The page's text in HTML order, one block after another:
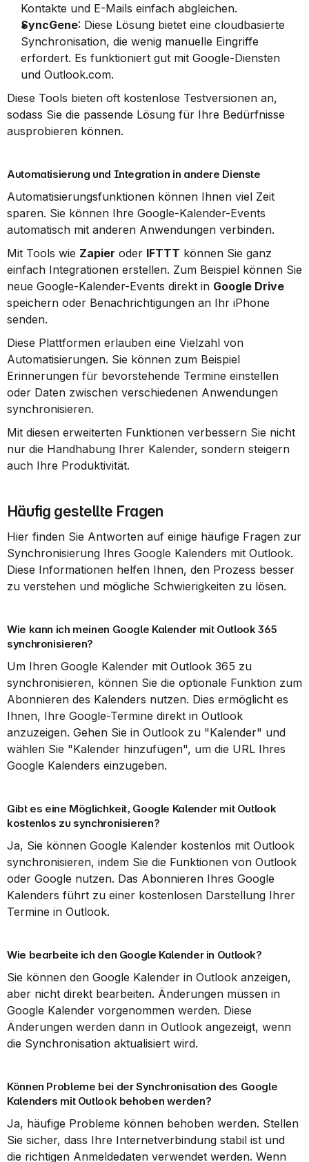
Kontakte und E-Mails einfach abgleichen.
SyncGene: Diese Lösung bietet eine cloudbasierte
Synchronisation, die wenig manuelle Eingriffe
erfordert. Es funktioniert gut mit Google-Diensten
und Outlook.com.
Diese Tools bieten oft kostenlose Testversionen an,
sodass Sie die passende Lösung für Ihre Bedürfnisse
ausprobieren können.
Automatisierung und Integration in andere Dienste
Automatisierungsfunktionen können Ihnen viel Zeit
sparen. Sie können Ihre Google-Kalender-Events
automatisch mit anderen Anwendungen verbinden.
Mit Tools wie Zapier oder IFTTT können Sie ganz
einfach Integrationen erstellen. Zum Beispiel können Sie
neue Google-Kalender-Events direkt in Google Drive
speichern oder Benachrichtigungen an Ihr iPhone
senden.
Diese Plattformen erlauben eine Vielzahl von
Automatisierungen. Sie können zum Beispiel
Erinnerungen für bevorstehende Termine einstellen
oder Daten zwischen verschiedenen Anwendungen
synchronisieren.
Mit diesen erweiterten Funktionen verbessern Sie nicht
nur die Handhabung Ihrer Kalender, sondern steigern
auch Ihre Produktivität.
Häufig gestellte Fragen
Hier finden Sie Antworten auf einige häufige Fragen zur
Synchronisierung Ihres Google Kalenders mit Outlook.
Diese Informationen helfen Ihnen, den Prozess besser
zu verstehen und mögliche Schwierigkeiten zu lösen.
Wie kann ich meinen Google Kalender mit Outlook 365
synchronisieren?
Um Ihren Google Kalender mit Outlook 365 zu
synchronisieren, können Sie die optionale Funktion zum
Abonnieren des Kalenders nutzen. Dies ermöglicht es
Ihnen, Ihre Google-Termine direkt in Outlook
anzuzeigen. Gehen Sie in Outlook zu "Kalender" und
wählen Sie "Kalender hinzufügen", um die URL Ihres
Google Kalenders einzugeben.
Gibt es eine Möglichkeit, Google Kalender mit Outlook
kostenlos zu synchronisieren?
Ja, Sie können Google Kalender kostenlos mit Outlook
synchronisieren, indem Sie die Funktionen von Outlook
oder Google nutzen. Das Abonnieren Ihres Google
Kalenders führt zu einer kostenlosen Darstellung Ihrer
Termine in Outlook.
Wie bearbeite ich den Google Kalender in Outlook?
Sie können den Google Kalender in Outlook anzeigen,
aber nicht direkt bearbeiten. Änderungen müssen in
Google Kalender vorgenommen werden. Diese
Änderungen werden dann in Outlook angezeigt, wenn
die Synchronisation aktualisiert wird.
Können Probleme bei der Synchronisation des Google
Kalenders mit Outlook behoben werden?
Ja, häufige Probleme können behoben werden. Stellen
Sie sicher, dass Ihre Internetverbindung stabil ist und
die richtigen Anmeldedaten verwendet werden. Wenn